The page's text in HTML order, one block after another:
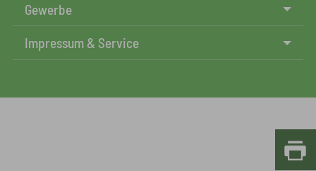
Gewerbe
Impressum & Service